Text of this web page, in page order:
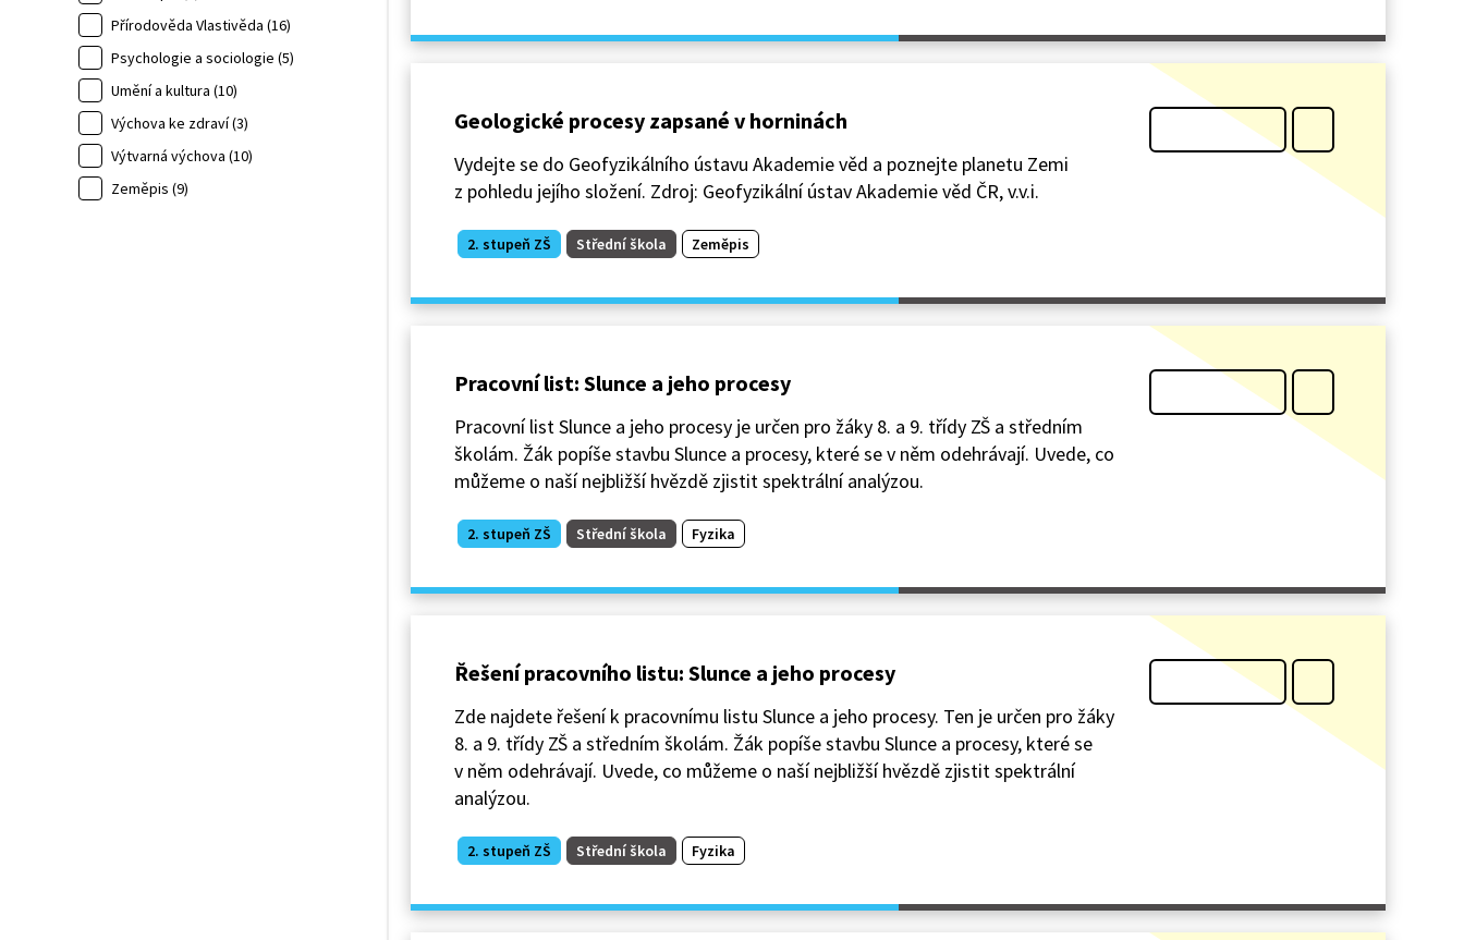
Přírodověda Vlastivěda (16)
Psychologie a sociologie (5)
Umění a kultura (10)
Výchova ke zdraví (3)
Výtvarná výchova (10)
Zeměpis (9)
Geologické procesy zapsané v horninách
Vydejte se do Geofyzikálního ústavu Akademie věd a poznejte planetu Zemi
z pohledu jejího složení. Zdroj: Geofyzikální ústav Akademie věd ČR, v.v.i.
2. stupeň ZŠ Střední škola Zeměpis
Pracovní list: Slunce a jeho procesy
Pracovní list Slunce a jeho procesy je určen pro žáky 8. a 9. třídy ZŠ a středním
školám. Žák popíše stavbu Slunce a procesy, které se v něm odehrávají. Uvede, co
můžeme o naší nejbližší hvězdě zjistit spektrální analýzou.
2. stupeň ZŠ Střední škola Fyzika
Řešení pracovního listu: Slunce a jeho procesy
Zde najdete řešení k pracovnímu listu Slunce a jeho procesy. Ten je určen pro žáky
8. a 9. třídy ZŠ a středním školám. Žák popíše stavbu Slunce a procesy, které se
v něm odehrávají. Uvede, co můžeme o naší nejbližší hvězdě zjistit spektrální
analýzou.
2. stupeň ZŠ Střední škola Fyzika